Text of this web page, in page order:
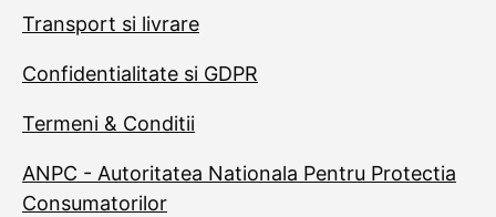
Transport si livrare
Confidentialitate si GDPR
Termeni & Conditii
ANPC - Autoritatea Nationala Pentru Protectia
Consumatorilor